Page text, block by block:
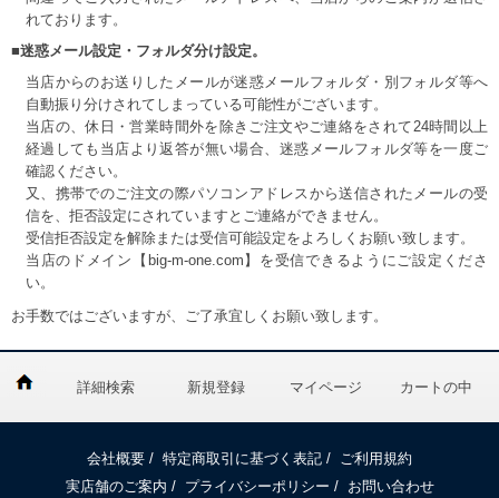
れております。
■迷惑メール設定・フォルダ分け設定。
当店からのお送りしたメールが迷惑メールフォルダ・別フォルダ等へ
自動振り分けされてしまっている可能性がございます。
当店の、休日・営業時間外を除きご注文やご連絡をされて24時間以上
経過しても当店より返答が無い場合、迷惑メールフォルダ等を一度ご
確認ください。
又、携帯でのご注文の際パソコンアドレスから送信されたメールの受
信を、拒否設定にされていますとご連絡ができません。
受信拒否設定を解除または受信可能設定をよろしくお願い致します。
当店のドメイン【big-m-one.com】を受信できるようにご設定くださ
い。
お手数ではございますが、ご了承宜しくお願い致します。
詳細検索 新規登録 マイページ カートの中
会社概要 / 特定商取引に基づく表記 /
ご利用規約
実店舗のご案内 / プライバシーポリシー / お問い合わせ